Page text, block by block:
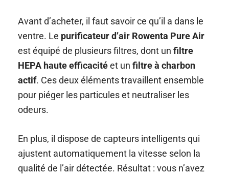
Avant d’acheter, il faut savoir ce qu’il a dans le
ventre. Le purificateur d’air Rowenta Pure Air
est équipé de plusieurs filtres, dont unfiltre
HEPA haute efficacitéet unfiltre à charbon
actif. Ces deux éléments travaillent ensemble
pour piéger les particules et neutraliser les
odeurs.
En plus, il dispose de capteurs intelligents qui
ajustent automatiquement la vitesse selon la
qualité de l’air détectée. Résultat : vous n’avez